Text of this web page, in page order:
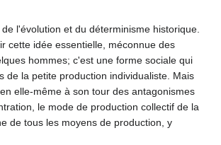
l'évolution et du déterminisme historique.
cette idée essentielle, méconnue des
hommes; c'est une forme sociale qui
de la petite production individualiste. Mais
elle-même à son tour des antagonismes
le mode de production collectif de la
de tous les moyens de production, y